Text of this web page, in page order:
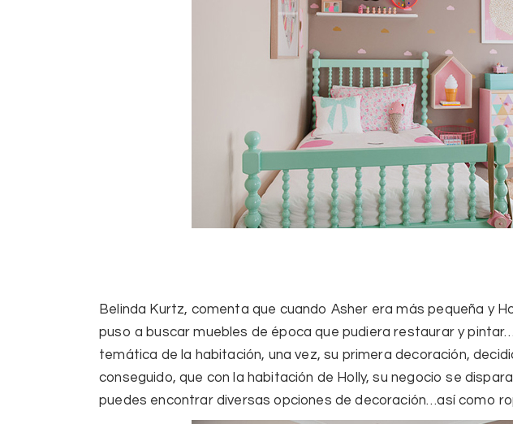
Belinda Kurtz, comenta que cuando Asher era más pequeña y
puso a buscar muebles de época que pudiera restaurar y
temática de la habitación, una vez, su primera decoración,
conseguido, que con la habitación de Holly, su negocio se
puedes encontrar diversas opciones de decoración…así como